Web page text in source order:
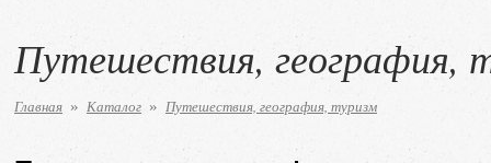
Путешествия, география,
Главная » Каталог » Путешествия, география, туризм